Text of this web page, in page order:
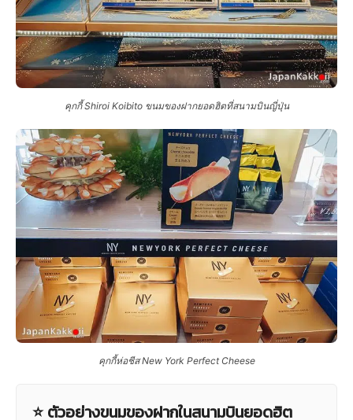
คุกกี้ Shiroi Koibito ขนมของฝากยอดฮิตที่สนามบินญี่ปุ่น
คุกกี้ห่อชีส New York Perfect Cheese
⭐ ตัวอย่างขนมของฝากในสนามบินยอดฮิต